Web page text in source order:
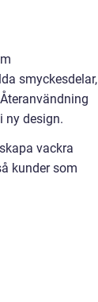
smyckesdelar,
ny design.
vackra
kunder som